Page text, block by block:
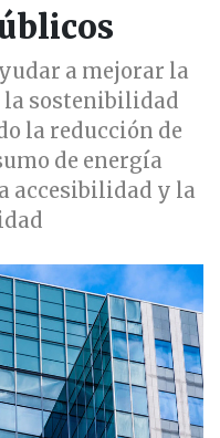
a mejorar la
la sostenibilidad
la reducción de
de energía
accesibilidad y la